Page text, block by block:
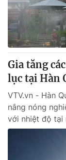
thuận bằng văn
thông tin từ
Gia tăng
lục tại Hàn
VTV.vn - Hàn
nắng nóng
với nhiệt độ tại